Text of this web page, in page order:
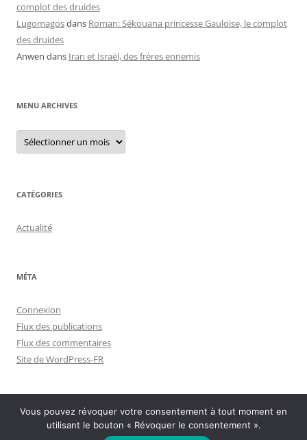
complot des druides
Lugomagosdans Roman: Sékouana princesse Gauloise, le complot
des druides
Anwen dans Iran et Israël, des frères ennemis
MENU ARCHIVES
Menu
archives
CATÉGORIES
Actualité
MÉTA
Connexion
Flux des publications
Flux des commentaires
Site de WordPress-FR
Vous pouvez révoquer votre consentement à tout moment en
utilisant le bouton « Révoquer le consentement ».